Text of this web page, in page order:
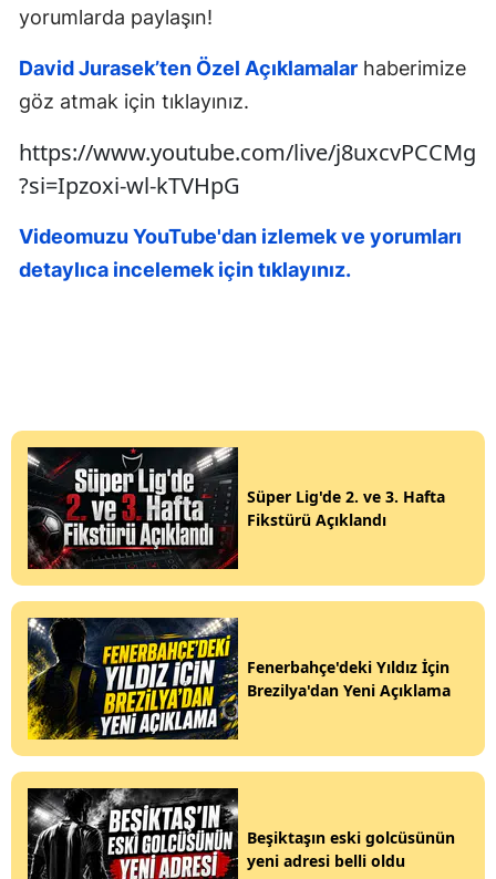
yorumlarda paylaşın!
David Jurasek’ten Özel Açıklamalar haberimize
göz atmak için tıklayınız.
https://www.youtube.com/live/j8uxcvPCCMg
?si=Ipzoxi-wl-kTVHpG
Videomuzu YouTube'dan izlemek ve yorumları
detaylıca incelemek için tıklayınız.
Süper Lig'de 2. ve 3. Hafta
Fikstürü Açıklandı
Fenerbahçe'deki Yıldız İçin
Brezilya'dan Yeni Açıklama
Beşiktaşın eski golcüsünün
yeni adresi belli oldu